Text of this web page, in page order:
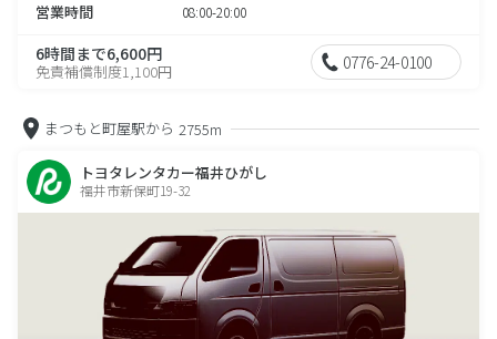
営業時間 08:00-20:00
6時間まで6,600円
免責補償制度1,100円 0776-24-0100
まつもと町屋駅から 2755m
トヨタレンタカー福井ひがし
福井市新保町19-32